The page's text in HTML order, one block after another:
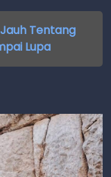
Tentang
Lupa